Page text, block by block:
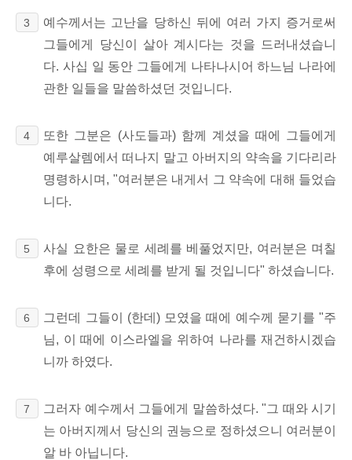
3
예수께서는 고난을 당하신 뒤에 여러 가지 증거로써
그들에게 당신이 살아 계시다는 것을 드러내셨습니
다. 사십 일 동안 그들에게 나타나시어 하느님 나라에
관한 일들을 말씀하셨던 것입니다.
4
또한 그분은 (사도들과) 함께 계셨을 때에 그들에게
예루살렘에서 떠나지 말고 아버지의 약속을 기다리라
명령하시며, "여러분은 내게서 그 약속에 대해 들었습
니다.
5
사실 요한은 물로 세례를 베풀었지만, 여러분은 며칠
후에 성령으로 세례를 받게 될 것입니다" 하셨습니다.
6
그런데 그들이 (한데) 모였을 때에 예수께 묻기를 "주
님, 이 때에 이스라엘을 위하여 나라를 재건하시겠습
니까 하였다.
7
그러자 예수께서 그들에게 말씀하셨다. "그 때와 시기
는 아버지께서 당신의 권능으로 정하셨으니 여러분이
알 바 아닙니다.